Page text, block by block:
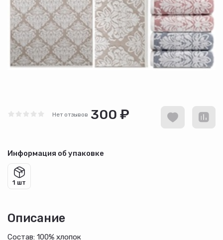
Нет отзывов 300 ₽
Информация об упаковке
1 шт
Описание
Состав: 100% хлопок